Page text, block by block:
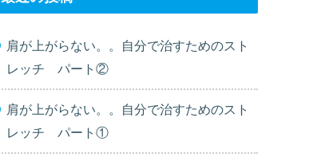
肩が上がらない。。自分で治すためのスト
レッチ パート②
肩が上がらない。。自分で治すためのスト
レッチ パート①